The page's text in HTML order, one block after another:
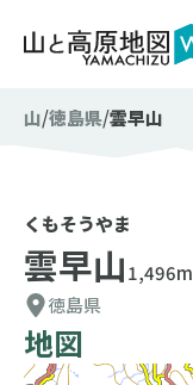
山 徳島県 雲早山
くもそうやま
雲早山1,496m
徳島県
地図